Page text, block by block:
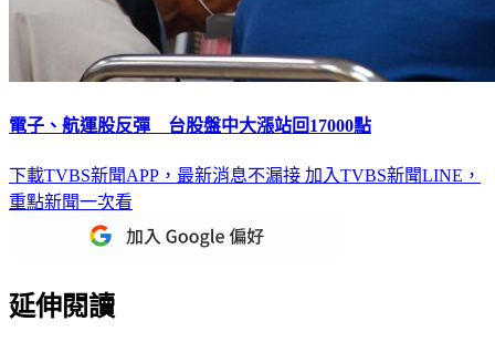
電子、航運股反彈 台股盤中大漲站回17000點
下載TVBS新聞APP，最新消息不漏接 加入TVBS新聞LINE，
重點新聞一次看
延伸閱讀